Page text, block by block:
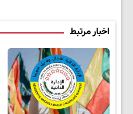
اخبار مرتبط